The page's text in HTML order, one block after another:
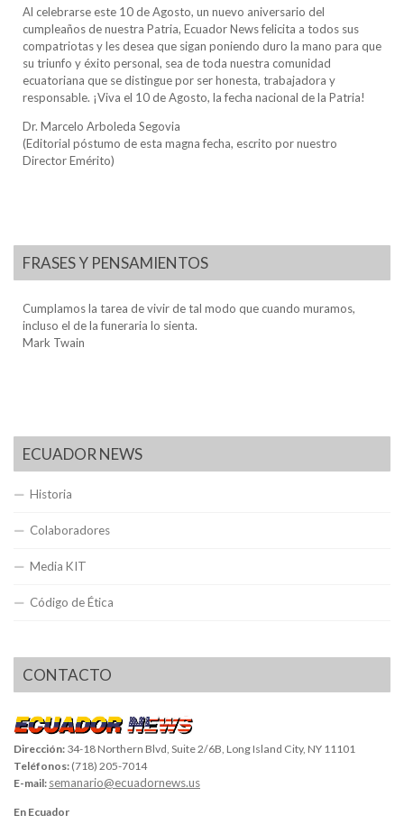
Al celebrarse este 10 de Agosto, un nuevo aniversario del
cumpleaños de nuestra Patria, Ecuador News felicita a todos sus
compatriotas y les desea que sigan poniendo duro la mano para que
su triunfo y éxito personal, sea de toda nuestra comunidad
ecuatoriana que se distingue por ser honesta, trabajadora y
responsable. ¡Viva el 10 de Agosto, la fecha nacional de la Patria!
Dr. Marcelo Arboleda Segovia
(Editorial póstumo de esta magna fecha, escrito por nuestro
Director Emérito)
FRASES Y PENSAMIENTOS
Cumplamos la tarea de vivir de tal modo que cuando muramos,
incluso el de la funeraria lo sienta.
Mark Twain
ECUADOR NEWS
Historia
Colaboradores
Media KIT
Código de Ética
CONTACTO
Dirección: 34-18 Northern Blvd, Suite 2/6B, Long Island City, NY 11101
Teléfonos: (718) 205-7014
E-mail: semanario@ecuadornews.us
En Ecuador